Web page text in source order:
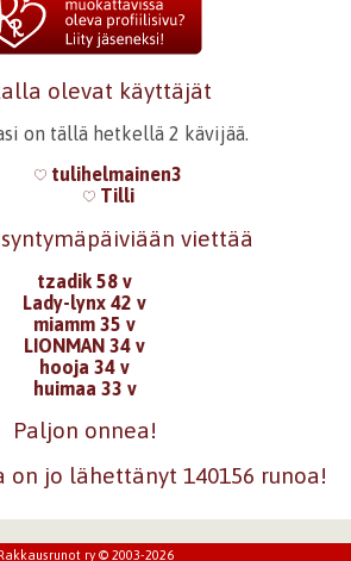
olevat käyttäjät
on tällä hetkellä 2 kävijää.
tulihelmainen3
Tilli
viettää
tzadik 58 v
Lady-lynx 42 v
miamm 35 v
LIONMAN 34 v
hooja 34 v
huimaa 33 v
Paljon onnea!
on jo lähettänyt 140156 runoa!
ry © 2003-2026